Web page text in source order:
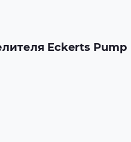
Eckerts Pump